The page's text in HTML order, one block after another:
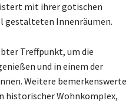
mit ihrer gotischen
gestalteten Innenräumen.
Treffpunkt, um die
und in einem der
Weitere bemerkenswerte
historischer Wohnkomplex,